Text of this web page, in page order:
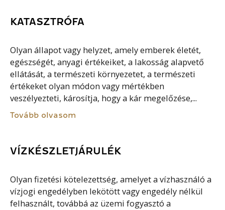
KATASZTRÓFA
Olyan állapot vagy helyzet, amely emberek életét,
egészségét, anyagi értékeiket, a lakosság alapvető
ellátását, a természeti környezetet, a természeti
értékeket olyan módon vagy mértékben
veszélyezteti, károsítja, hogy a kár megelőzése,...
Tovább olvasom
VÍZKÉSZLETJÁRULÉK
Olyan fizetési kötelezettség, amelyet a vízhasználó a
vízjogi engedélyben lekötött vagy engedély nélkül
felhasznált, továbbá az üzemi fogyasztó a